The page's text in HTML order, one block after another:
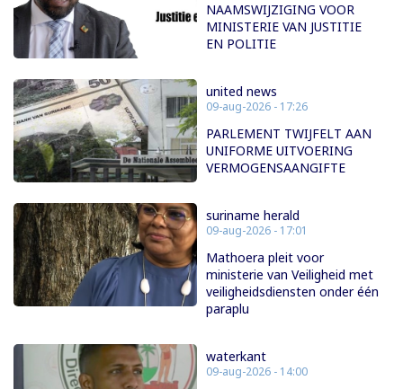
NAAMSWIJZIGING VOOR
MINISTERIE VAN JUSTITIE
EN POLITIE
united news
09-aug-2026 - 17:26
PARLEMENT TWIJFELT AAN
UNIFORME UITVOERING
VERMOGENSAANGIFTE
suriname herald
09-aug-2026 - 17:01
Mathoera pleit voor
ministerie van Veiligheid met
veiligheidsdiensten onder één
paraplu
waterkant
09-aug-2026 - 14:00